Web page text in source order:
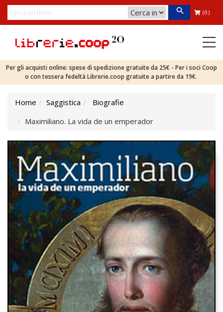
(0)
Per gli acquisti online: spese di spedizione gratuite da 25€ - Per i soci Coop
o con tessera fedeltà Librerie.coop gratuite a partire da 19€.
Home Saggistica
Biografie
Maximiliano. La vida de un emperador